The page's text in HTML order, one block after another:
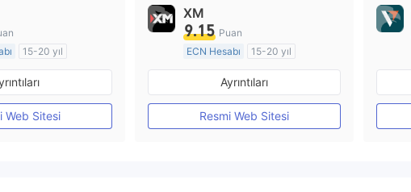
15-20 yıl
Düzenleyici Ülke/Bölge: Birleşik Krallık
(MM)
Lisans
Web Sitesi
XM
9.15 Puan
ECN Hesabı
15-20 yıl
Düzenleyici Ülke/Bölge: Avustralya
Pazar Yapıcılık (MM)
MT4 Tam Lisans
Ayrıntıları
Resmi Web Sitesi